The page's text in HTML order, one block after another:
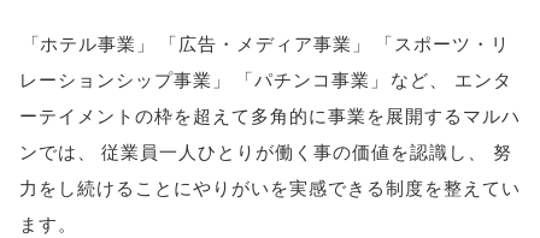
「ホテル事業 」 「広告・メディア事業 」 「スポーツ・リ
レーションシップ事業 」 「パチンコ事業 」 など、
エンタ
ーテイメントの枠を超えて多角的に事業を展開するマルハ
ンでは、 従業員一人ひとりが働く事の価値を認識し 、
努
力をし続けることにやりがいを実感できる制度を整えてい
ます。